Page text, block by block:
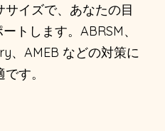
イズで、あなたの目
トします。ABRSM、
、AMEB などの対策に
す。